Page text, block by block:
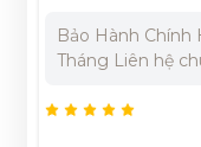
Bảo Hành Chính
Tháng Liên hệ chúng tôi để
án. Miền Bắc : 0989 310
979 – 0973 106 269